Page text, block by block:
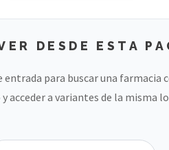
DESDE ESTA
para buscar una farmacia
acceder a variantes de la misma